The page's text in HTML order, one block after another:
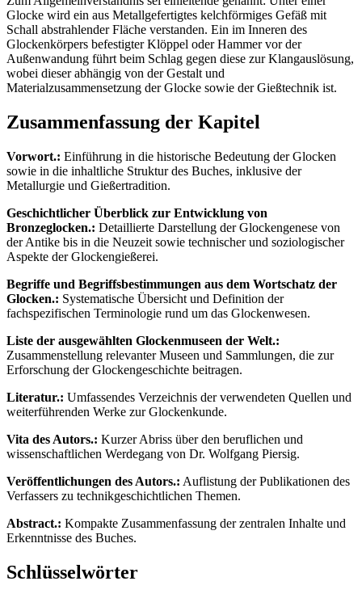
Glocke wird ein aus Metallgefertigtes kelchförmiges Gefäß mit
Schall abstrahlender Fläche verstanden. Ein im Inneren des
Glockenkörpers befestigter Klöppel oder Hammer vor der
Außenwandung führt beim Schlag gegen diese zur Klangauslösung,
wobei dieser abhängig von der Gestalt und
Materialzusammensetzung der Glocke sowie der Gießtechnik ist.
Zusammenfassung der Kapitel
Vorwort.: Einführung in die historische Bedeutung der Glocken
sowie in die inhaltliche Struktur des Buches, inklusive der
Metallurgie und Gießertradition.
Geschichtlicher Überblick zur Entwicklung von
Bronzeglocken.: Detaillierte Darstellung der Glockengenese von
der Antike bis in die Neuzeit sowie technischer und soziologischer
Aspekte der Glockengießerei.
Begriffe und Begriffsbestimmungen aus dem Wortschatz der
Glocken.: Systematische Übersicht und Definition der
fachspezifischen Terminologie rund um das Glockenwesen.
Liste der ausgewählten Glockenmuseen der Welt.:
Zusammenstellung relevanter Museen und Sammlungen, die zur
Erforschung der Glockengeschichte beitragen.
Literatur.: Umfassendes Verzeichnis der verwendeten Quellen und
weiterführenden Werke zur Glockenkunde.
Vita des Autors.: Kurzer Abriss über den beruflichen und
wissenschaftlichen Werdegang von Dr. Wolfgang Piersig.
Veröffentlichungen des Autors.: Auflistung der Publikationen des
Verfassers zu technikgeschichtlichen Themen.
Abstract.: Kompakte Zusammenfassung der zentralen Inhalte und
Erkenntnisse des Buches.
Schlüsselwörter